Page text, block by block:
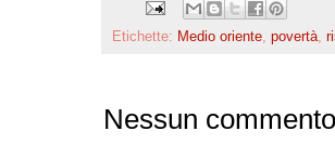
Etichette: Medio oriente, povertà,
Nessun